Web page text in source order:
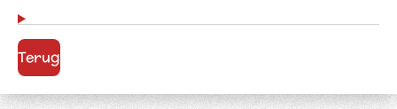
Terug